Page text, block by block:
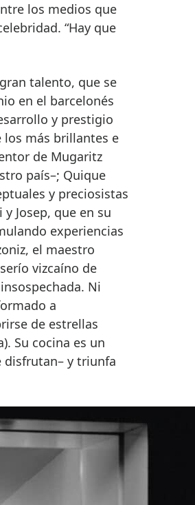
los medios que
“Hay que
talento, que se
en el barcelonés
y prestigio
los más brillantes e
de Mugaritz
país–; Quique
y preciosistas
Josep, que en su
experiencias
el maestro
vizcaíno de
Ni
a
de estrellas
Su cocina es un
disfrutan– y triunfa